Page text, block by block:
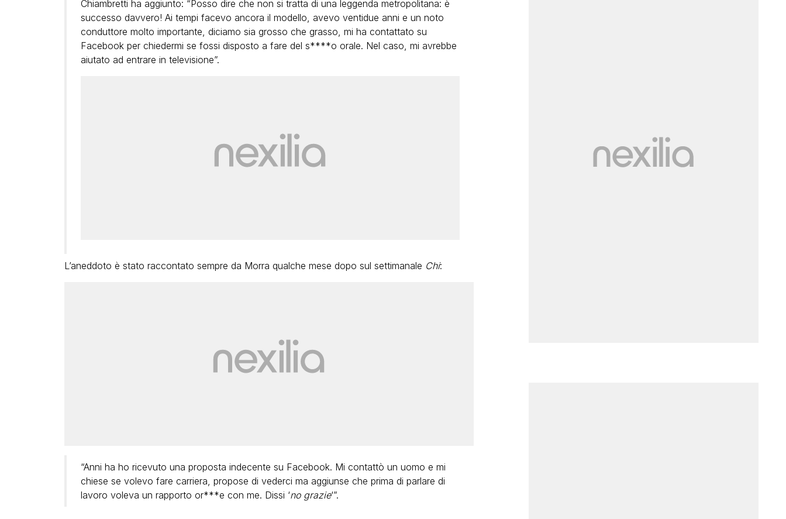
Chiambretti ha aggiunto: “Posso dire che non si tratta di una leggenda metropolitana: è
successo davvero! Ai tempi facevo ancora il modello, avevo ventidue anni e un noto
conduttore molto importante, diciamo sia grosso che grasso, mi ha contattato su
Facebook per chiedermi se fossi disposto a fare del s****o orale. Nel caso, mi avrebbe
aiutato ad entrare in televisione”.
L’aneddoto è stato raccontato sempre da Morra qualche mese dopo sul settimanale Chi:
“Anni ha ho ricevuto una proposta indecente su Facebook. Mi contattò un uomo e mi
chiese se volevo fare carriera, propose di vederci ma aggiunse che prima di parlare di
lavoro voleva un rapporto or***e con me. Dissi ‘no grazie‘”.